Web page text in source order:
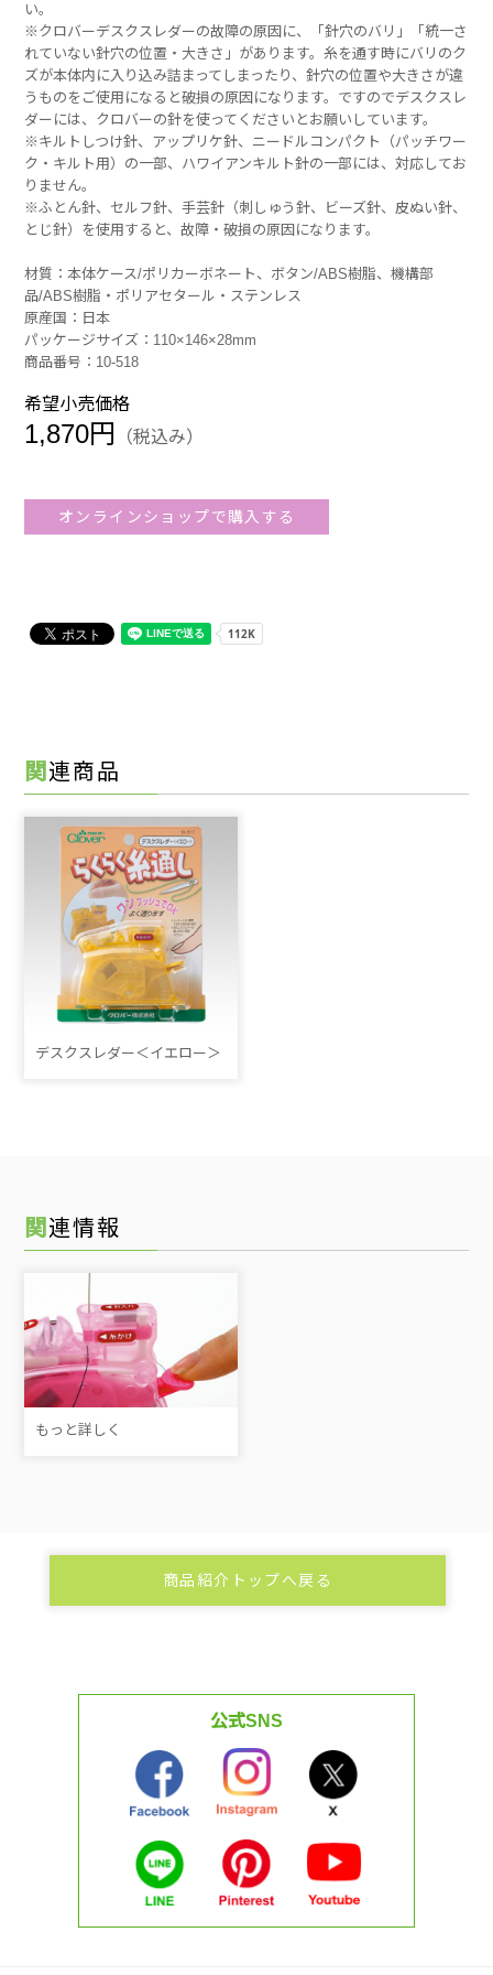
い。
※クロバーデスクスレダーの故障の原因に、「針穴のバリ」「統一さ
れていない針穴の位置・大きさ」があります。糸を通す時にバリのク
ズが本体内に入り込み詰まってしまったり、針穴の位置や大きさが違
うものをご使用になると破損の原因になります。ですのでデスクスレ
ダーには、クロバーの針を使ってくださいとお願いしています。
※キルトしつけ針、アップリケ針、ニードルコンパクト（パッチワー
ク・キルト用）の一部、ハワイアンキルト針の一部には、対応してお
りません。
※ふとん針、セルフ針、手芸針（刺しゅう針、ビーズ針、皮ぬい針、
とじ針）を使用すると、故障・破損の原因になります。
材質：本体ケース/ポリカーボネート、ボタン/ABS樹脂、機構部
品/ABS樹脂・ポリアセタール・ステンレス
原産国：日本
パッケージサイズ：110×146×28mm
商品番号：10-518
希望小売価格
1,870円 （税込み）
オンラインショップで購入する
関連商品
デスクスレダー＜イエロー＞
関連情報
もっと詳しく
商品紹介トップへ戻る
公式SNS